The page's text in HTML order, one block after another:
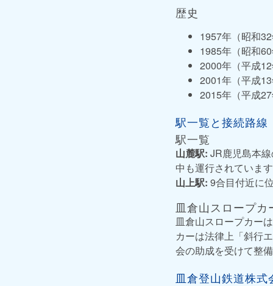
歴史
1957年（昭和
1985年（昭和
2000年（平成
2001年（平成
2015年（平成
駅一覧と接続路線
駅一覧
山麓駅: JR鹿児島本
中も運行されていま
山上駅: 9合目付近に
皿倉山スロープカ
皿倉山スロープカー
カーは法律上「斜行
会の助成を受けて整
皿倉登山鉄道株式